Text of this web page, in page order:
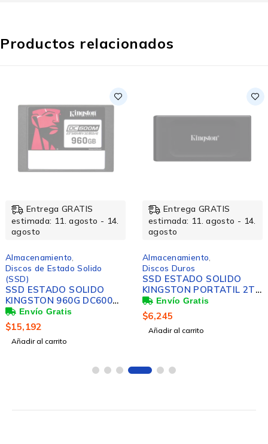
Productos relacionados
Entrega GRATIS
estimada: 11. agosto - 14.
agosto
Almacenamiento
Discos de Estado Solido
(SSD)
SSD ESTADO SOLIDO
KINGSTON 960G DC600M
MIXED USE SATA 2.5
$15,192
Añadir al carrito
Entrega GRATIS
estimada: 11. agosto - 14.
agosto
Almacenamiento
Discos Duros
SSD ESTADO SOLIDO
KINGSTON PORTATIL 2TB
XS1000 USB 3.2 GEN 2
$6,245
Añadir al carrito